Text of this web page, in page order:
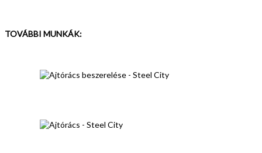
TOVÁBBI MUNKÁK: